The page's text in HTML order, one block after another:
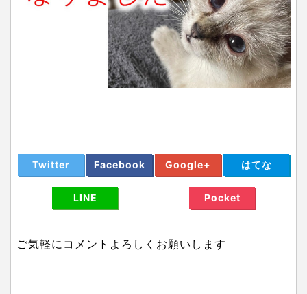
Twitter Facebook Google+ はてな
LINE Pocket
ご気軽にコメントよろしくお願いします